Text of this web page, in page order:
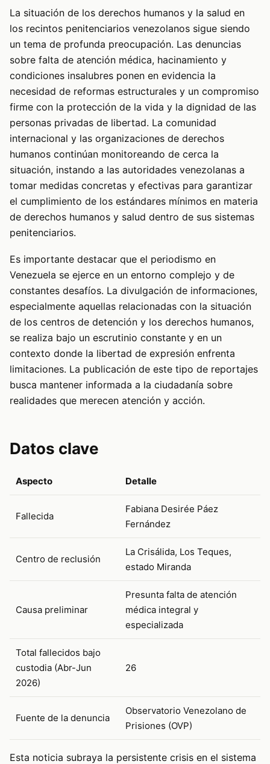
La situación de los derechos humanos y la salud en
los recintos penitenciarios venezolanos sigue siendo
un tema de profunda preocupación. Las denuncias
sobre falta de atención médica, hacinamiento y
condiciones insalubres ponen en evidencia la
necesidad de reformas estructurales y un compromiso
firme con la protección de la vida y la dignidad de las
personas privadas de libertad. La comunidad
internacional y las organizaciones de derechos
humanos continúan monitoreando de cerca la
situación, instando a las autoridades venezolanas a
tomar medidas concretas y efectivas para garantizar
el cumplimiento de los estándares mínimos en materia
de derechos humanos y salud dentro de sus sistemas
penitenciarios.
Es importante destacar que el periodismo en
Venezuela se ejerce en un entorno complejo y de
constantes desafíos. La divulgación de informaciones,
especialmente aquellas relacionadas con la situación
de los centros de detención y los derechos humanos,
se realiza bajo un escrutinio constante y en un
contexto donde la libertad de expresión enfrenta
limitaciones. La publicación de este tipo de reportajes
busca mantener informada a la ciudadanía sobre
realidades que merecen atención y acción.
Datos clave
Aspecto Detalle
Fallecida
Fabiana Desirée Páez
Fernández
Centro de reclusión
La Crisálida, Los Teques,
estado Miranda
Causa preliminar
Presunta falta de atención
médica integral y
especializada
Total fallecidos bajo
custodia (Abr-Jun
2026)
26
Fuente de la denuncia
Observatorio Venezolano de
Prisiones (OVP)
Esta noticia subraya la persistente crisis en el sistema